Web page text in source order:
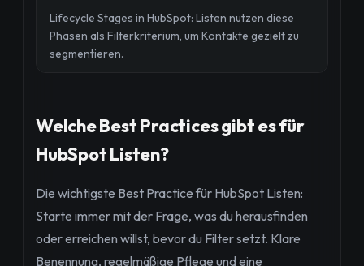
Lifecycle Stages in HubSpot: Listen nutzen diese
Phasen als Filterkriterium, um Kontakte gezielt zu
segmentieren.
Welche Best Practices gibt es für
HubSpot Listen?
Die wichtigste Best Practice für HubSpot Listen:
Starte immer mit der Frage, was du herausfinden
oder erreichen willst, bevor du Filter setzt. Klare
Benennung, regelmäßige Pflege und eine